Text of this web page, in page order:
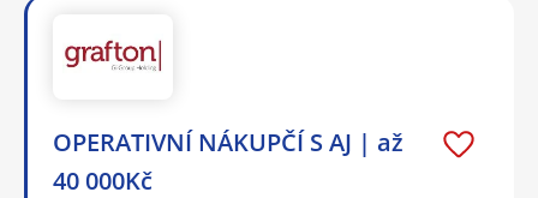
OPERATIVNÍ NÁKUPČÍ S AJ | až
40 000Kč